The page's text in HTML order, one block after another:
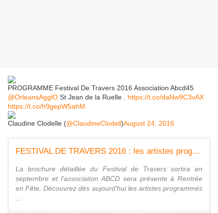
PROGRAMME Festival De Travers 2016 Association Abcd45
@OrleansAgglO St Jean de la Ruelle . https://t.co/daNw9C3vAX
https://t.co/h9gepW5ahM
Claudine Clodelle (@ClaudineClodell)August 24, 2016
FESTIVAL DE TRAVERS 2016 : les artistes programmés PLACE ST AIGNAN et pour TRAVERS EN SALLE - VIVRE AUTREMENT VOS LOISIRS avec Clodelle
La brochure détaillée du Festival de Travers sortira en
septembre et l'association ABCD sera présente à Rentrée
en Fête. Découvrez dès aujourd'hui les artistes programmés